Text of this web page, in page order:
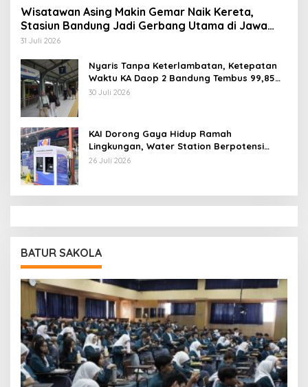
Wisatawan Asing Makin Gemar Naik Kereta,
Stasiun Bandung Jadi Gerbang Utama di Jawa
Barat
31 Juli 2026
Nyaris Tanpa Keterlambatan, Ketepatan
Waktu KA Daop 2 Bandung Tembus 99,85
Persen
30 Juli 2026
KAI Dorong Gaya Hidup Ramah
Lingkungan, Water Station Berpotensi
Kurangi 2,99 Juta Botol Plastik
26 Juli 2026
BATUR SAKOLA